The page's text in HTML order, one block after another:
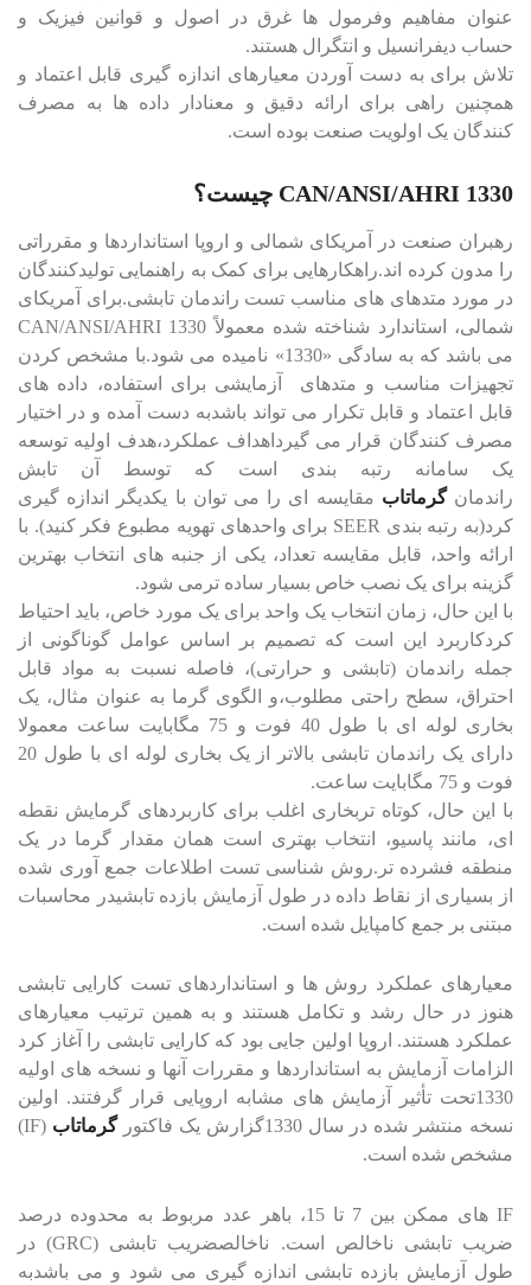
عنوان مفاهیم وفرمول ها غرق در اصول و قوانین فیزیک و
حساب دیفرانسیل و انتگرال هستند.
تلاش برای به دست آوردن معیارهای اندازه گیری قابل اعتماد و
همچنین راهی برای ارائه دقیق و معنادار داده ها به مصرف
کنندگان یک اولویت صنعت بوده است.
CAN/ANSI/AHRI 1330 چیست؟
رهبران صنعت در آمریکای شمالی و اروپا استانداردها و مقرراتی
را مدون کرده اند.راهکارهایی برای کمک به راهنمایی تولیدکنندگان
در مورد متدهای های مناسب تست راندمان تابشی.برای آمریکای
شمالی، استاندارد شناخته شده معمولاً CAN/ANSI/AHRI 1330
می باشد که به سادگی «1330» نامیده می شود.با مشخص کردن
تجهیزات مناسب و متدهای آزمایشی برای استفاده، داده های
قابل اعتماد و قابل تکرار می تواند باشدبه دست آمده و در اختیار
مصرف کنندگان قرار می گیرداهداف عملکرد،هدف اولیه توسعه
یک سامانه رتبه بندی است که توسط آن تابش
راندمانگرماتاب مقایسه ای را می توان با یکدیگر اندازه گیری
کرد(به رتبه بندی SEER برای واحدهای تهویه مطبوع فکر کنید). با
ارائه واحد، قابل مقایسه تعداد، یکی از جنبه های انتخاب بهترین
گزینه برای یک نصب خاص بسیار ساده ترمی شود.
با این حال، زمان انتخاب یک واحد برای یک مورد خاص، باید احتیاط
کردکاربرد این است که تصمیم بر اساس عوامل گوناگونی از
جمله راندمان (تابشی و حرارتی)، فاصله نسبت به مواد قابل
احتراق، سطح راحتی مطلوب،و الگوی گرما به عنوان مثال، یک
بخاری لوله ای با طول 40 فوت و 75 مگابایت ساعت معمولا
دارای یک راندمان تابشی بالاتر از یک بخاری لوله ای با طول 20
فوت و 75 مگابایت ساعت.
با این حال، کوتاه تربخاری اغلب برای کاربردهای گرمایش نقطه
ای، مانند پاسیو، انتخاب بهتری است همان مقدار گرما در یک
منطقه فشرده تر.روش شناسی تست اطلاعات جمع آوری شده
از بسیاری از نقاط داده در طول آزمایش بازده تابشیدر محاسبات
مبتنی بر جمع کامپایل شده است.
معیارهای عملکرد روش ها و استانداردهای تست کارایی تابشی
هنوز در حال رشد و تکامل هستند و به همین ترتیب معیارهای
عملکرد هستند. اروپا اولین جایی بود که کارایی تابشی را آغاز کرد
الزامات آزمایش به استانداردها و مقررات آنها و نسخه های اولیه
1330تحت تأثیر آزمایش های مشابه اروپایی قرار گرفتند. اولین
نسخه منتشر شده در سال 1330گزارش یک فاکتور
گرماتاب
(IF)
مشخص شده است.
IF های ممکن بین 7 تا 15، باهر عدد مربوط به محدوده درصد
ضریب تابشی ناخالص است. ناخالصضریب تابشی (GRC) در
طول آزمایش بازده تابشی اندازه گیری می شود و می باشدبه